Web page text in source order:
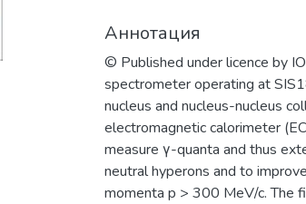
​Наша
излучения,
Аннотация
© Published under licence by
spectrometer operating at
nucleus and nucleus-nucleus
electromagnetic calorimeter
measure γ-quanta and thus
neutral hyperons and to
momenta p > 300 MeV/c. The